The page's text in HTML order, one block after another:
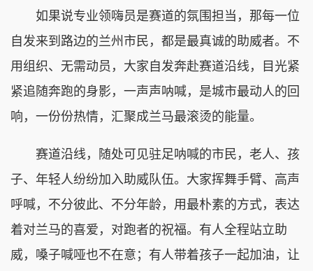
如果说专业领嗨员是赛道的氛围担当，那每一位
自发来到路边的兰州市民，都是最真诚的助威者。不
用组织、无需动员，大家自发奔赴赛道沿线，目光紧
紧追随奔跑的身影，一声声呐喊，是城市最动人的回
响，一份份热情，汇聚成兰马最滚烫的能量。
赛道沿线，随处可见驻足呐喊的市民，老人、孩
子、年轻人纷纷加入助威队伍。大家挥舞手臂、高声
呼喊，不分彼此、不分年龄，用最朴素的方式，表达
着对兰马的喜爱，对跑者的祝福。有人全程站立助
威，嗓子喊哑也不在意；有人带着孩子一起加油，让